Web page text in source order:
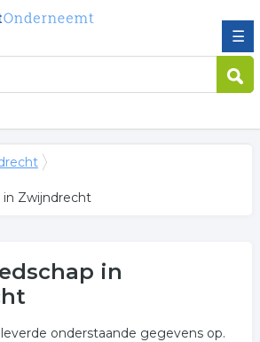
☰
in Zwijndrecht
in
onderstaande gegevens op.